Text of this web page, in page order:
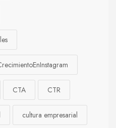
CTA CTR
cultura empresarial